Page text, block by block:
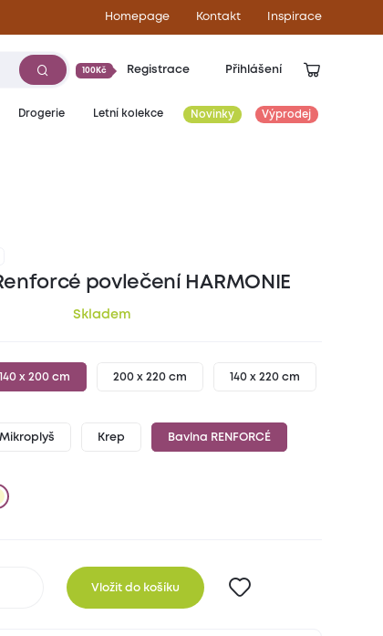
Homepage Kontakt Inspirace
100Kč Registrace Přihlášení
Drogerie Letní kolekce Novinky Výprodej
povlečení HARMONIE
Skladem
140 x 200 cm 200 x 220 cm 140 x 220 cm
Mikroplyš Krep Bavlna RENFORCÉ
Vložit do košíku